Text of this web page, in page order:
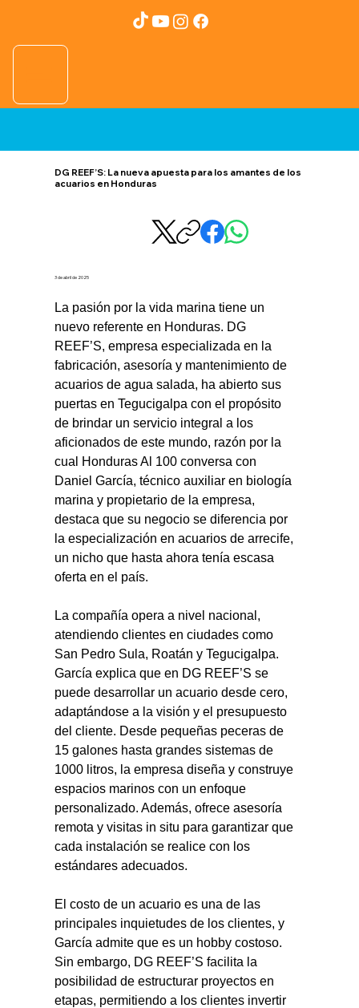
DG REEF’S: La nueva apuesta para los amantes de los
acuarios en Honduras
3 de abril de 2025
La pasión por la vida marina tiene un
nuevo referente en Honduras. DG
REEF’S, empresa especializada en la
fabricación, asesoría y mantenimiento de
acuarios de agua salada, ha abierto sus
puertas en Tegucigalpa con el propósito
de brindar un servicio integral a los
aficionados de este mundo, razón por la
cual Honduras Al 100 conversa con
Daniel García, técnico auxiliar en biología
marina y propietario de la empresa,
destaca que su negocio se diferencia por
la especialización en acuarios de arrecife,
un nicho que hasta ahora tenía escasa
oferta en el país.
La compañía opera a nivel nacional,
atendiendo clientes en ciudades como
San Pedro Sula, Roatán y Tegucigalpa.
García explica que en DG REEF’S se
puede desarrollar un acuario desde cero,
adaptándose a la visión y el presupuesto
del cliente. Desde pequeñas peceras de
15 galones hasta grandes sistemas de
1000 litros, la empresa diseña y construye
espacios marinos con un enfoque
personalizado. Además, ofrece asesoría
remota y visitas in situ para garantizar que
cada instalación se realice con los
estándares adecuados.
El costo de un acuario es una de las
principales inquietudes de los clientes, y
García admite que es un hobby costoso.
Sin embargo, DG REEF’S facilita la
posibilidad de estructurar proyectos en
etapas, permitiendo a los clientes invertir